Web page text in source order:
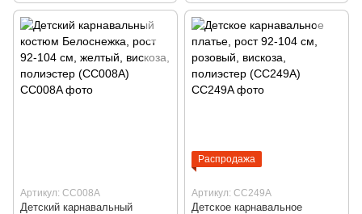
Артикул: CC008A
Детский карнавальный
Распродажа
Артикул: CC249A
Детское карнавальное